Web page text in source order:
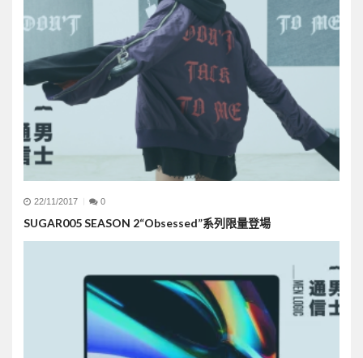
22/11/2017 0
SUGAR005 SEASON 2“Obsessed”系列限量登場